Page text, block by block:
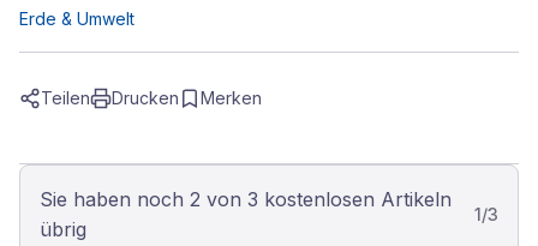
Erde & Umwelt
Teilen Drucken Merken
Sie haben noch 2 von 3 kostenlosen Artikeln
übrig
1/3